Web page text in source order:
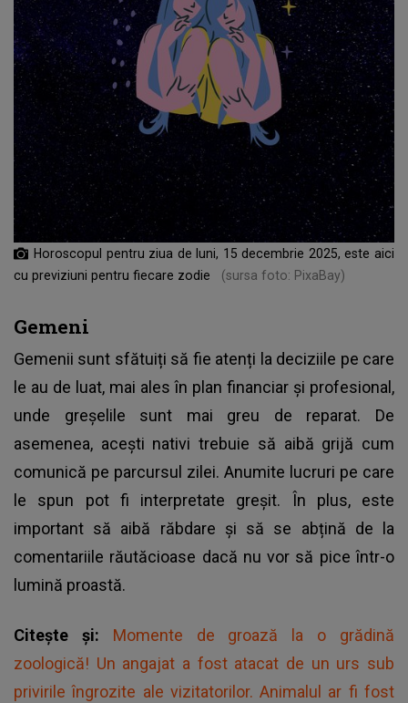
Horoscopul pentru ziua de luni, 15 decembrie 2025, este aici
cu previziuni pentru fiecare zodie
(sursa foto: PixaBay)
Gemeni
Gemenii sunt sfătuiți să fie atenți la deciziile pe care
le au de luat, mai ales în plan financiar și profesional,
unde greșelile sunt mai greu de reparat. De
asemenea, acești nativi trebuie să aibă grijă cum
comunică pe parcursul zilei. Anumite lucruri pe care
le spun pot fi interpretate greșit. În plus, este
important să aibă răbdare și să se abțină de la
comentariile răutăcioase dacă nu vor să pice într-o
lumină proastă.
Citește și: Momente de groază la o grădină
zoologică! Un angajat a fost atacat de un urs sub
privirile îngrozite ale vizitatorilor. Animalul ar fi fost